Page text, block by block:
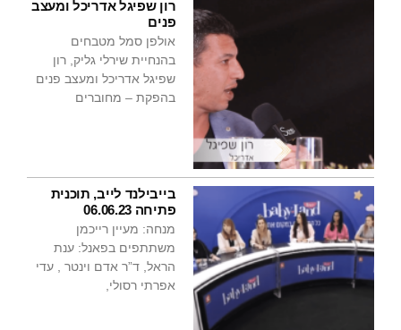
רון שפיגל אדריכל ומעצב
פנים
אולפן סמל מטבחים
בהנחיית שירלי גליק, רון
שפיגל אדריכל ומעצב פנים
בהפקת – מחוברים
בייבילנד לייב, תוכנית
פתיחה 06.06.23
מנחה: מעיין רייכמן
משתתפים בפאנל: ענת
הראל, ד”ר אדם וינטר , עדי
אפרתי רסולי,